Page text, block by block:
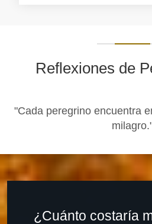
Reflexiones de
"Cada peregrino encuentra
¿Cuánto costaría